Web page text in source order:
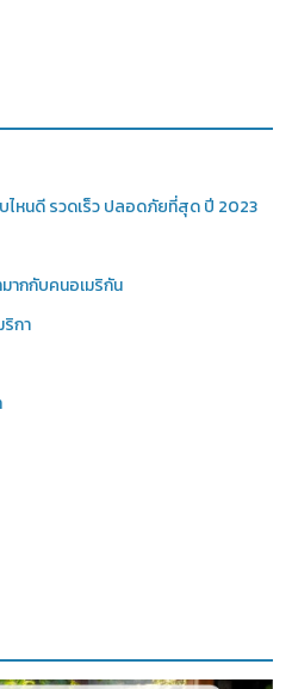
บไหนดี รวดเร็ว ปลอดภัยที่สุด ปี 2023
มากกับคนอเมริกัน
ริกา